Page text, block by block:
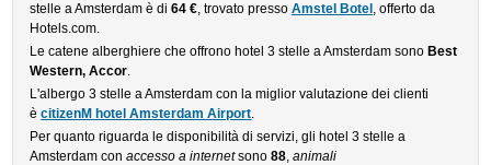
stelle a Amsterdam è di64 €, trovato pressoAmstel Botel , offerto da
Hotels.com.
Le catene alberghiere che offrono hotel 3 stelle a Amsterdam sono Best
Western, Accor.
L'albergo 3 stelle a Amsterdam con la miglior valutazione dei clienti
ècitizenM hotel Amsterdam Airport.
Per quanto riguarda le disponibilità di servizi, gli hotel 3 stelle a
Amsterdam conaccesso a internetsono88,animali